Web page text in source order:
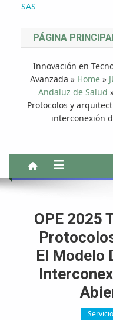
SAS
PÁGINA
Innovación en
Avanzada » Home »
Andaluz de Salud
Protocolos y
interconexión
OPE 2025
El Modelo